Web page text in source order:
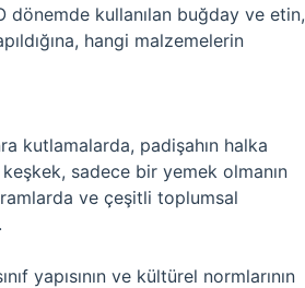
dönemde kullanılan buğday ve etin,
hangi malzemelerin
kutlamalarda, padişahın halka
sadece bir yemek olmanın
ve çeşitli toplumsal
yapısının ve kültürel normlarının